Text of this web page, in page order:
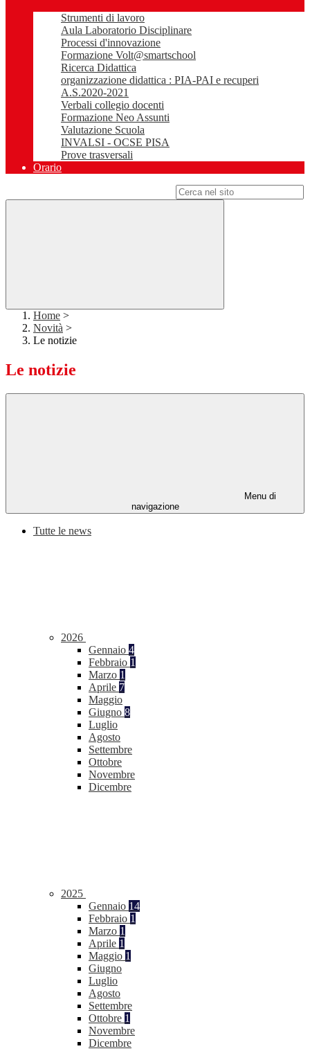
Strumenti di lavoro
Aula Laboratorio Disciplinare
Processi d'innovazione
Formazione Volt@smartschool
Ricerca Didattica
organizzazione didattica : PIA-PAI e recuperi
A.S.2020-2021
Verbali collegio docenti
Formazione Neo Assunti
Valutazione Scuola
INVALSI - OCSE PISA
Prove trasversali
Orario
Home >
Novità >
Le notizie
Le notizie
Menu di
navigazione
Tutte le news
2026
Gennaio 4
Febbraio 1
Marzo 1
Aprile 7
Maggio
Giugno 8
Luglio
Agosto
Settembre
Ottobre
Novembre
Dicembre
2025
Gennaio 14
Febbraio 1
Marzo 1
Aprile 1
Maggio 1
Giugno
Luglio
Agosto
Settembre
Ottobre 1
Novembre
Dicembre